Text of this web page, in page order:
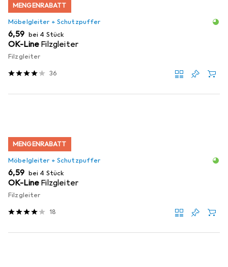
MENGENRABATT
Möbelgleiter + Schutzpuffer
EUR
6,59 bei 4 Stück
OK-Line Filzgleiter
Filzgleiter
36
MENGENRABATT
Möbelgleiter + Schutzpuffer
EUR
6,59 bei 4 Stück
OK-Line Filzgleiter
Filzgleiter
18